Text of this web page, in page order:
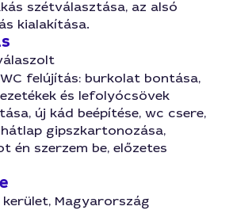
szétválasztása, az alsó
kialakítása.
felújítás: burkolat bontása,
és lefolyócsövek
új kád beépítése, wc csere,
gipszkartonozása,
én szerzem be, előzetes
kerület, Magyarország